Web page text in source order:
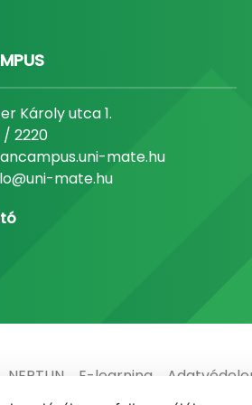
Károly utca 1.
2220
mate.hu
mate.hu
NEPTUN E-learning